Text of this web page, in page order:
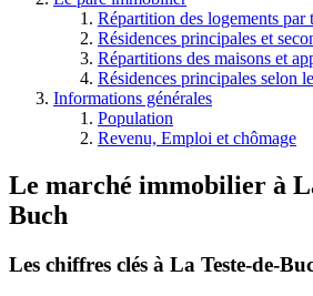
Répartition des logements par
Résidences principales et
Répartitions des maisons et
Résidences principales selon
Informations générales
Population
Revenu, Emploi et chômage
Le marché immobilier à
Buch
Les chiffres clés à La Teste-de-